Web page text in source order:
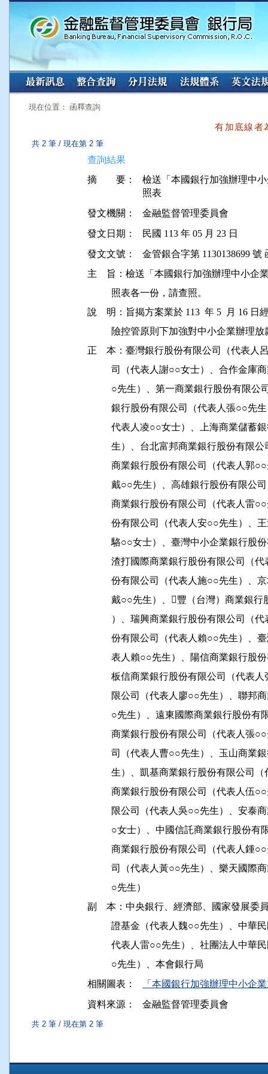
:::
現在位置： 函釋查詢
有加底線者
共 2 筆 / 現在第 2 筆
查詢結果
摘 要：
檢送「本國銀行加強辦理中
發文機關：
金融監督管理委員會
發文日期：
民國 113 年 05 月 23 日
發文文號：
金管銀合字第 1130138699 號
主    旨：檢送「本國銀行加強辦理中小企
          照表各一份，請查照。
說    明：旨揭方案業於 113  年 5  月 16 日
險控管原則下加強對中小企業辦理
正    本：臺灣銀行股份有限公司（代表人
司（代表人謝○○女士）、合作金
○先生）、第一商業銀行股份有限
銀行股份有限公司（代表人張○○
代表人凌○○女士）、上海商業儲
生）、台北富邦商業銀行股份有
商業銀行股份有限公司（代表人
戴○○先生）、高雄銀行股份有限
商業銀行股份有限公司（代表人
份有限公司（代表人安○○先生）
駱○○女士）、臺灣中小企業銀行
渣打國際商業銀行股份有限公司
份有限公司（代表人施○○先生）
戴○○先生）、豐（台灣）商業
）、瑞興商業銀行股份有限公司
份有限公司（代表人賴○○先生）
表人賴○○先生）、陽信商業銀行
板信商業銀行股份有限公司（代
限公司（代表人廖○○先生）、聯
○先生）、遠東國際商業銀行股份
商業銀行股份有限公司（代表人
司（代表人曹○○先生）、玉山商
生）、凱基商業銀行股份有限公
商業銀行股份有限公司（代表人
限公司（代表人吳○○先生）、安
○女士）、中國信託商業銀行股份
商業銀行股份有限公司（代表人
司（代表人黃○○先生）、樂天國
          ○先生）
副    本：中央銀行、經濟部、國家發展委
證基金（代表人魏○○先生）、中
代表人雷○○先生）、社團法人中
相關圖表：
「本國銀行加強辦理中小企
資料來源：
金融監督管理委員會
共 2 筆 / 現在第 2 筆